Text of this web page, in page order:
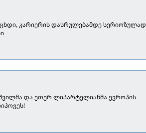
კარიერის დასრულებამდე სერიოზულად
და ეთერ ლიპარტელიანმა ევროპის